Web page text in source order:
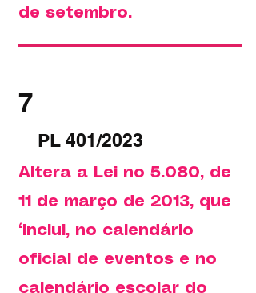
de setembro.
7
PL 401/2023
Altera a Lei no 5.080, de
11 de março de 2013, que
“Inclui, no calendário
oficial de eventos e no
calendário escolar do